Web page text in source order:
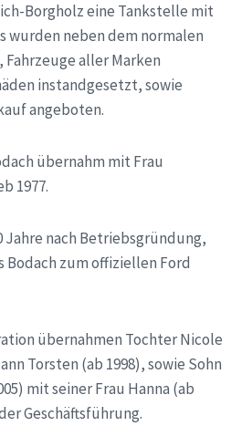
Borgholz eine Tankstelle mit
wurden neben dem normalen
aller Marken
instandgesetzt, sowie
angeboten.
übernahm mit Frau
1977.
Jahre nach Betriebsgründung,
Bodach zum offiziellen Ford
übernahmen Tochter Nicole
Torsten (ab 1998), sowie Sohn
mit seiner Frau Hanna (ab
Geschäftsführung.